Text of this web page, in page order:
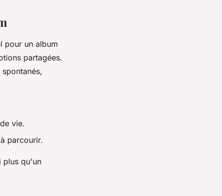
pour un album
partagées.
vie.
parcourir.
plus qu'un